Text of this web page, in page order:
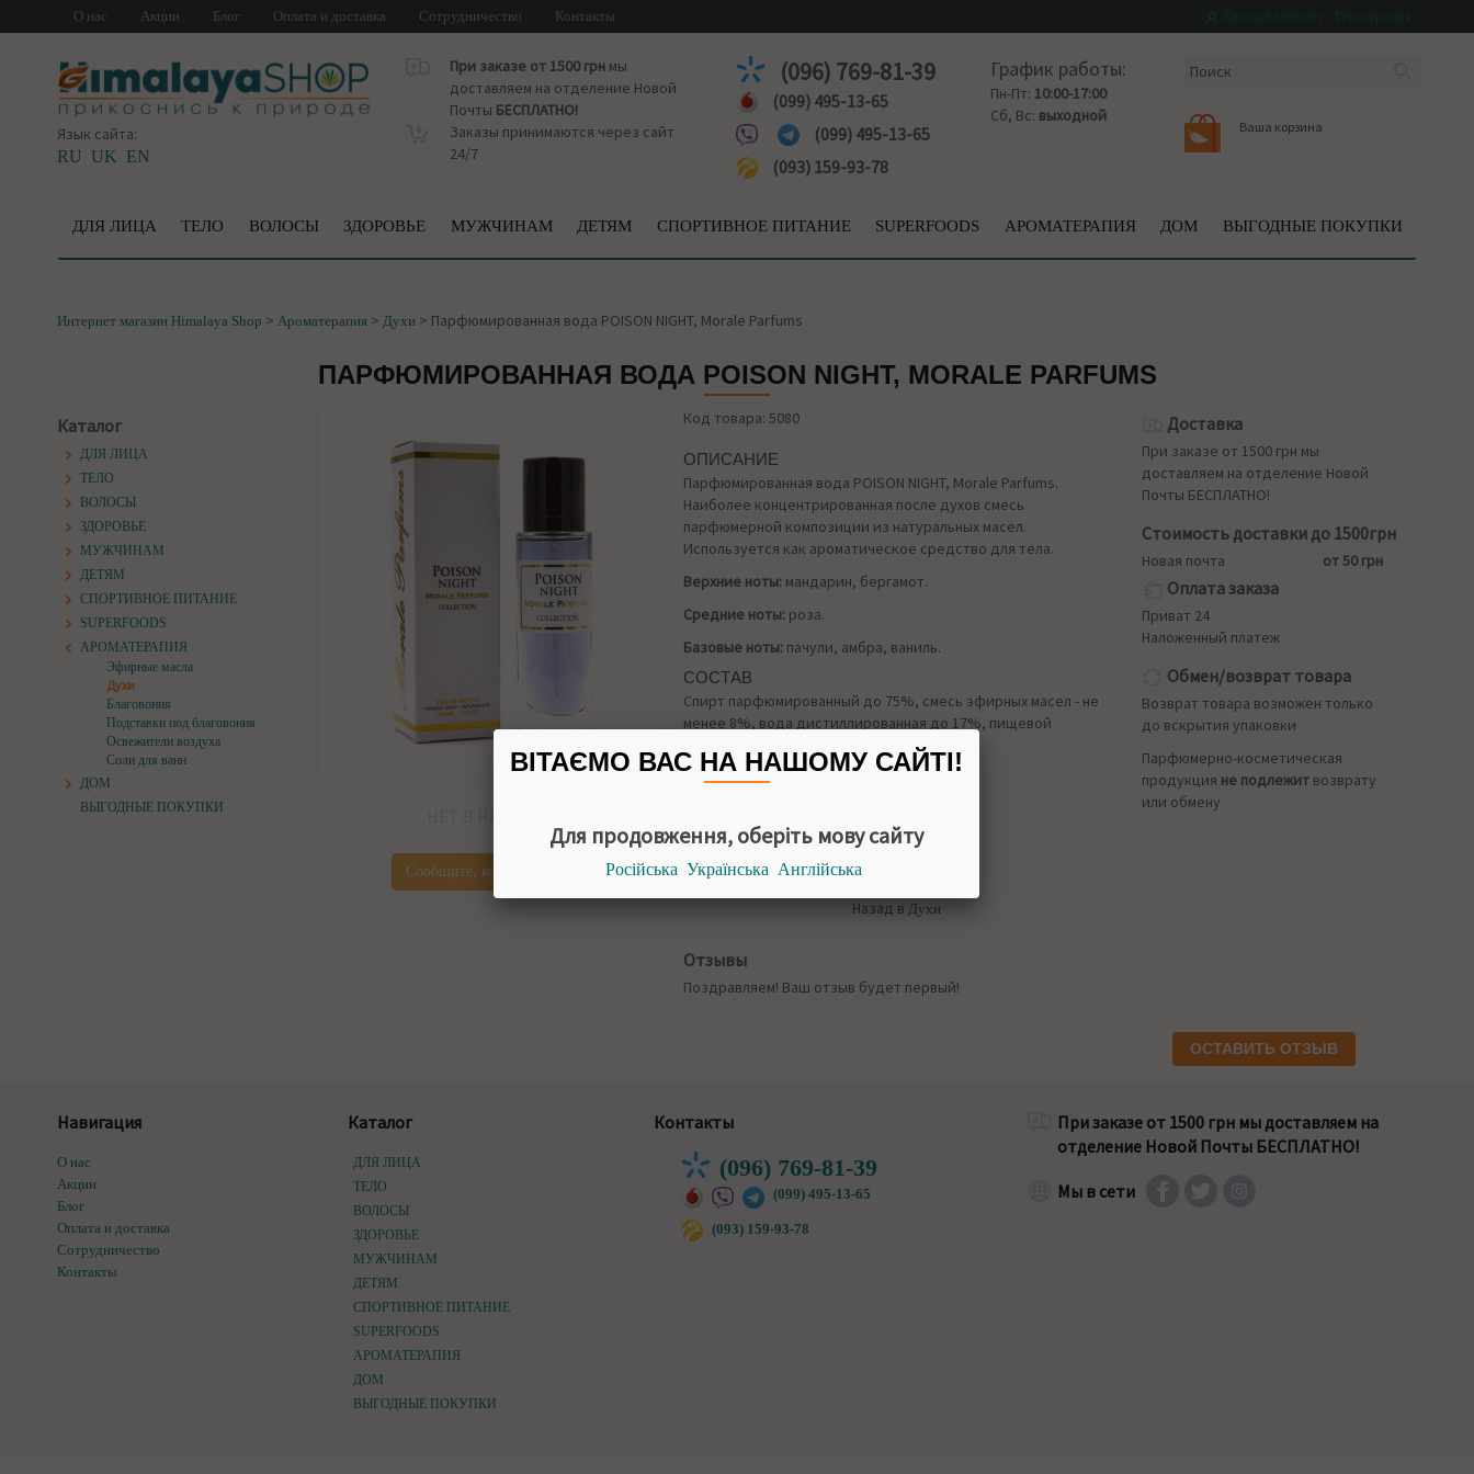
О нас Акции Блог Оплата и доставка Сотрудничество Контакты
Язык сайта:
RU UK EN
При заказе от 1500 грнмы
доставляем на отделение Новой
Почты БЕСПЛАТНО!
Заказы принимаются через сайт
24/7
(096) 769-81-39
(099) 495-13-65
(099) 495-13-65
(093) 159-93-78
График работы:
Пн-Пт: 10:00-17:00
Сб, Вс: выходной
Ваша корзина
ДЛЯ ЛИЦА ТЕЛО ВОЛОСЫ ЗДОРОВЬЕ МУЖЧИНАМ ДЕТЯМ СПОРТИВНОЕ ПИТАНИЕ SUPERFOODS АРОМАТЕРАПИЯ ДОМ ВЫГОДНЫЕ ПОКУПКИ
Интернет магазин Himalaya Shop > Ароматерапия > Духи > Парфюмированная вода POISON NIGHT, Morale Parfums
ПАРФЮМИРОВАННАЯ ВОДА POISON NIGHT, MORALE PARFUMS
Каталог
ДЛЯ ЛИЦА
ТЕЛО
ВОЛОСЫ
ЗДОРОВЬЕ
МУЖЧИНАМ
ДЕТЯМ
СПОРТИВНОЕ ПИТАНИЕ
SUPERFOODS
АРОМАТЕРАПИЯ
Эфирные масла
Духи
Благовония
Подставки под благовония
Освежители воздуха
Соли для ванн
ДОМ
ВЫГОДНЫЕ ПОКУПКИ
Сообщите, когда появится
Код товара: 5080
ОПИСАНИЕ
Парфюмированная вода POISON NIGHT, Morale Parfums.
Наиболее концентрированная после духов смесь
парфюмерной композиции из натуральных масел.
Используется как ароматическое средство для тела.
Верхние ноты: мандарин, бергамот.
Средние ноты: роза.
Базовые ноты: пачули, амбра, ваниль.
СОСТАВ
Спирт парфюмированный до 75%, смесь эфирных масел - не
менее 8%, вода дистиллированная до 17%, пищевой
УПАКОВКА
Назад в Духи
Доставка
При заказе от 1500 грн мы
доставляем на отделение Новой
Почты БЕСПЛАТНО!
Стоимость доставки до 1500грн
Новая почта от 50 грн
Оплата заказа
Приват 24
Наложенный платеж
Обмен/возврат товара
Возврат товара возможен только
до вскрытия упаковки
Парфюмерно-косметическая
продукция не подлежит возврату
или обмену
Отзывы
Поздравляем! Ваш отзыв будет первый!
ОСТАВИТЬ ОТЗЫВ
Навигация
О нас
Акции
Блог
Оплата и доставка
Сотрудничество
Контакты
Каталог
ДЛЯ ЛИЦА
ТЕЛО
ВОЛОСЫ
ЗДОРОВЬЕ
МУЖЧИНАМ
ДЕТЯМ
СПОРТИВНОЕ ПИТАНИЕ
SUPERFOODS
АРОМАТЕРАПИЯ
ДОМ
ВЫГОДНЫЕ ПОКУПКИ
Контакты
(096) 769-81-39
(099) 495-13-65
(093) 159-93-78
При заказе от 1500 грн мы доставляем на
отделение Новой Почты БЕСПЛАТНО!
Мы в сети
ВІТАЄМО ВАС НА НАШОМУ САЙТІ!
Для продовження, оберіть мову сайту
Російська Українська Англійська